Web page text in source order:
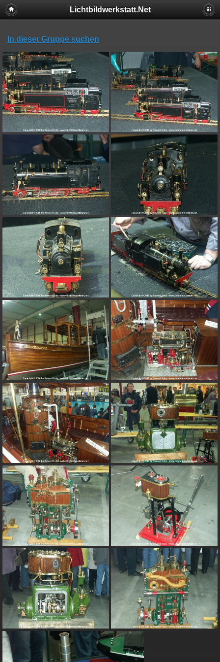
Lichtbildwerkstatt.Net
In dieser Gruppe suchen